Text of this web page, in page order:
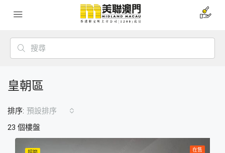
皇朝區
23 個樓盤
排序: 預設排序
在售